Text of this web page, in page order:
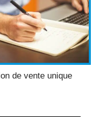
de vente unique